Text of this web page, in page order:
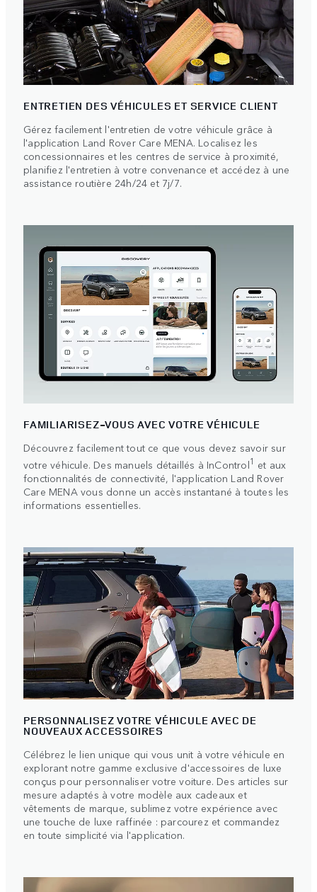
ENTRETIEN DES VÉHICULES ET SERVICE CLIENT
Gérez facilement l'entretien de votre véhicule grâce à
l'application Land Rover Care MENA. Localisez les
concessionnaires et les centres de service à proximité,
planifiez l'entretien à votre convenance et accédez à une
assistance routière 24h/24 et 7j/7.
FAMILIARISEZ-VOUS AVEC VOTRE VÉHICULE
Découvrez facilement tout ce que vous devez savoir sur
votre véhicule. Des manuels détaillés à InControl1 et aux
fonctionnalités de connectivité, l'application Land Rover
Care MENA vous donne un accès instantané à toutes les
informations essentielles.
PERSONNALISEZ VOTRE VÉHICULE AVEC DE
NOUVEAUX ACCESSOIRES
Célébrez le lien unique qui vous unit à votre véhicule en
explorant notre gamme exclusive d'accessoires de luxe
conçus pour personnaliser votre voiture. Des articles sur
mesure adaptés à votre modèle aux cadeaux et
vêtements de marque, sublimez votre expérience avec
une touche de luxe raffinée : parcourez et commandez
en toute simplicité via l'application.